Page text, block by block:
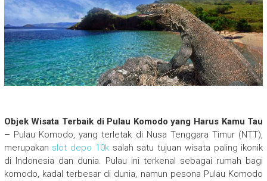
Objek Wisata Terbaik di Pulau Komodo yang Harus Kamu Tau
– Pulau Komodo, yang terletak di Nusa Tenggara Timur (NTT),
merupakan slot depo 10ksalah satu tujuan wisata paling ikonik
di Indonesia dan dunia. Pulau ini terkenal sebagai rumah bagi
komodo, kadal terbesar di dunia, namun pesona Pulau Komodo